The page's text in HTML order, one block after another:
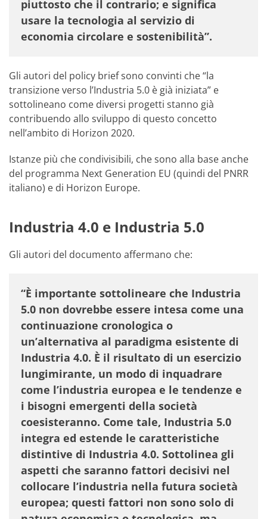
piuttosto che il contrario; e significa
usare la tecnologia al servizio di
economia circolare e sostenibilità”.
Gli autori del policy brief sono convinti che “la
transizione verso l’Industria 5.0 è già iniziata” e
sottolineano come diversi progetti stanno già
contribuendo allo sviluppo di questo concetto
nell’ambito di Horizon 2020.
Istanze più che condivisibili, che sono alla base anche
del programma Next Generation EU (quindi del PNRR
italiano) e di Horizon Europe.
Industria 4.0 e Industria 5.0
Gli autori del documento affermano che:
“È importante sottolineare che Industria
5.0 non dovrebbe essere intesa come una
continuazione cronologica o
un’alternativa al paradigma esistente di
Industria 4.0. È il risultato di un esercizio
lungimirante, un modo di inquadrare
come l’industria europea e le tendenze e
i bisogni emergenti della società
coesisteranno. Come tale, Industria 5.0
integra ed estende le caratteristiche
distintive di Industria 4.0. Sottolinea gli
aspetti che saranno fattori decisivi nel
collocare l’industria nella futura società
europea; questi fattori non sono solo di